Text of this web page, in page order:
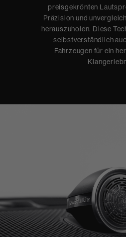
preisgekrönten
Präzision und
herauszuholen. Diese
selbstverständlich
Fahrzeugen für ein